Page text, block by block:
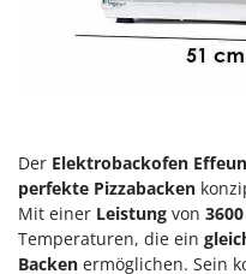
Klimaanlagen –
Knetmaschinen
Kompressoren für
Kreiseleggen
Küchenreiben -
Effeuno
Einhell
Elegen
Der Elektrobackofen
perfekte Pizzabacken
Mit einer Leistung von
Temperaturen, die ein
Backen ermöglichen. Sein